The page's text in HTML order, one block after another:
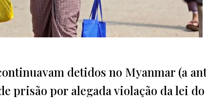
detidos no Myanmar (a
prisão por alegada violação da lei do